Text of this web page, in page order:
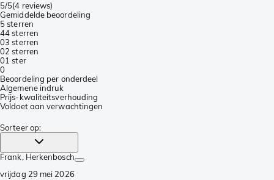
5/5(4 reviews)
Gemiddelde beoordeling
5 sterren
44 sterren
03 sterren
02 sterren
01 ster
0
Beoordeling per onderdeel
Algemene indruk
Prijs-kwaliteitsverhouding
Voldoet aan verwachtingen
Sorteer op:
Frank, Herkenbosch
vrijdag 29 mei 2026